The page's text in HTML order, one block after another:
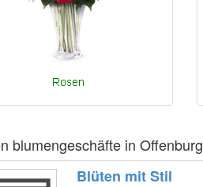
blumengeschäfte in Offenburg
Blüten mit Stil